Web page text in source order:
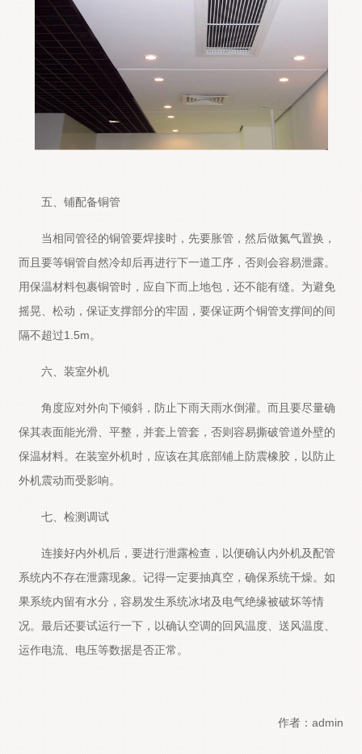
五、铺配备铜管
当相同管径的铜管要焊接时，先要胀管，然后做氮气置换，
而且要等铜管自然冷却后再进行下一道工序，否则会容易泄露。
用保温材料包裹铜管时，应自下而上地包，还不能有缝。为避免
摇晃、松动，保证支撑部分的牢固，要保证两个铜管支撑间的间
隔不超过1.5m。
六、装室外机
角度应对外向下倾斜，防止下雨天雨水倒灌。而且要尽量确
保其表面能光滑、平整，并套上管套，否则容易撕破管道外壁的
保温材料。在装室外机时，应该在其底部铺上防震橡胶，以防止
外机震动而受影响。
七、检测调试
连接好内外机后，要进行泄露检查，以便确认内外机及配管
系统内不存在泄露现象。记得一定要抽真空，确保系统干燥。如
果系统内留有水分，容易发生系统冰堵及电气绝缘被破坏等情
况。最后还要试运行一下，以确认空调的回风温度、送风温度、
运作电流、电压等数据是否正常。
作者：admin